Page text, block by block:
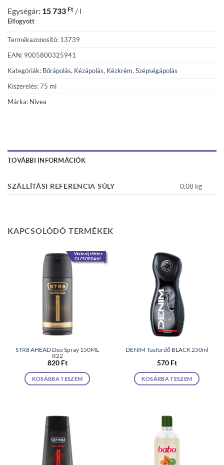
Egységár: 15 733 Ft / l
Elfogyott
Termékazonosító: 13739
EAN: 9005800325941
Kategóriák: Bőrápolás, Kézápolás, Kézkrém, Szépségápolás
Kiszerelés: 75 ml
Márka: Nivea
TOVÁBBI INFORMÁCIÓK
SZÁLLÍTÁSI REFERENCIA SÚLY 0,08 kg
KAPCSOLÓDÓ TERMÉKEK
Vásárolj többet
OLCSÓBBAN!
STR8 AHEAD Deo Spray 150ML
R22
820 Ft
KOSÁRBA TESZEM
DENIM Tusfürdő BLACK 250ml
570 Ft
KOSÁRBA TESZEM